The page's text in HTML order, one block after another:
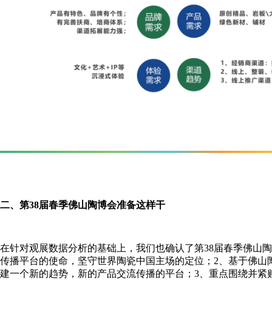
二、第38届春季佛山陶博会准备这样干
在针对观展数据分析的基础上，我们也确认了第38届春季佛山
传播平台的使命，坚守世界陶瓷中国主场的定位；2、基于佛
建一个新的趋势，新的产品交流传播的平台；3、重点围绕并